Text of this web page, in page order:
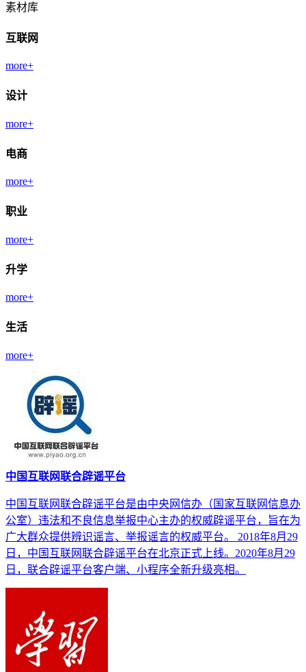
素材库
互联网
more+
设计
more+
电商
more+
职业
more+
升学
more+
生活
more+
中国互联网联合辟谣平台
中国互联网联合辟谣平台是由中央网信办（国家互联网信息办
公室）违法和不良信息举报中心主办的权威辟谣平台，旨在为
广大群众提供辨识谣言、举报谣言的权威平台。 2018年8月29
日，中国互联网联合辟谣平台在北京正式上线。2020年8月29
日，联合辟谣平台客户端、小程序全新升级亮相。